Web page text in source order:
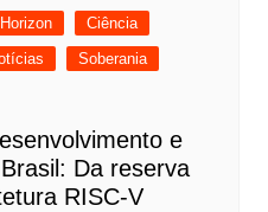
Ciência
Soberania
e
Da reserva
RISC-V